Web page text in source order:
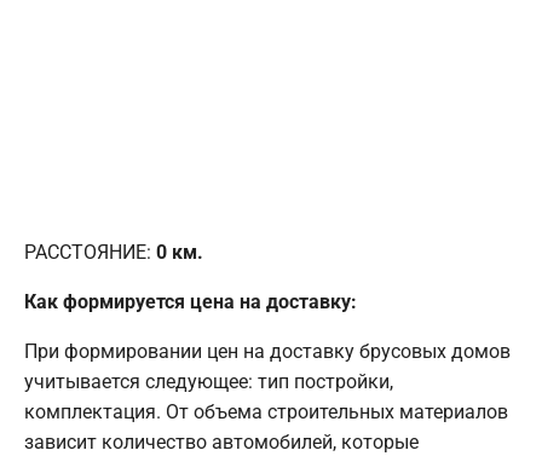
РАССТОЯНИЕ: 0 км.
Как формируется цена на доставку:
При формировании цен на доставку брусовых домов
учитывается следующее: тип постройки,
комплектация. От объема строительных материалов
зависит количество автомобилей, которые